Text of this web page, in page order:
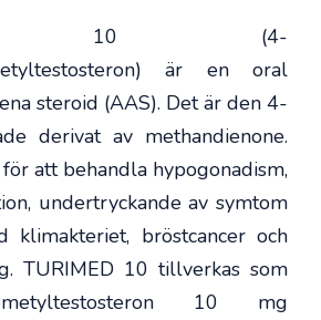
10 (4-
är en oral
steroid (AAS). Det är den 4-
derivat av methandienone.
att behandla hypogonadism,
undertryckande av symtom
klimakteriet, bröstcancer och
TURIMED 10 tillverkas som
10 mg